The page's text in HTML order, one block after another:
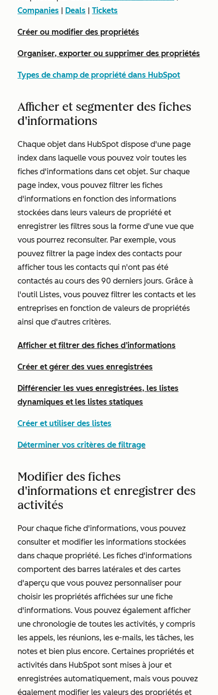
Companies | Deals | Tickets
Créer ou modifier des propriétés
Organiser, exporter ou supprimer des propriétés
Types de champ de propriété dans HubSpot
Afficher et segmenter des fiches
d'informations
Chaque objet dans HubSpot dispose d'une page
index dans laquelle vous pouvez voir toutes les
fiches d'informations dans cet objet. Sur chaque
page index, vous pouvez filtrer les fiches
d'informations en fonction des informations
stockées dans leurs valeurs de propriété et
enregistrer les filtres sous la forme d'une vue que
vous pourrez reconsulter. Par exemple, vous
pouvez filtrer la page index des contacts pour
afficher tous les contacts qui n'ont pas été
contactés au cours des 90 derniers jours. Grâce à
l'outil Listes, vous pouvez filtrer les contacts et les
entreprises en fonction de valeurs de propriétés
ainsi que d'autres critères.
Afficher et filtrer des fiches d’informations
Créer et gérer des vues enregistrées
Différencier les vues enregistrées, les listes
dynamiques et les listes statiques
Créer et utiliser des listes
Déterminer vos critères de filtrage
Modifier des fiches
d'informations et enregistrer des
activités
Pour chaque fiche d'informations, vous pouvez
consulter et modifier les informations stockées
dans chaque propriété. Les fiches d'informations
comportent des barres latérales et des cartes
d'aperçu que vous pouvez personnaliser pour
choisir les propriétés affichées sur une fiche
d'informations. Vous pouvez également afficher
une chronologie de toutes les activités, y compris
les appels, les réunions, les e-mails, les tâches, les
notes et bien plus encore. Certaines propriétés et
activités dans HubSpot sont mises à jour et
enregistrées automatiquement, mais vous pouvez
également modifier les valeurs des propriétés et